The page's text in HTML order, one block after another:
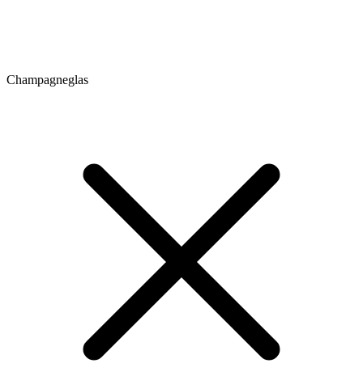
Champagneglas